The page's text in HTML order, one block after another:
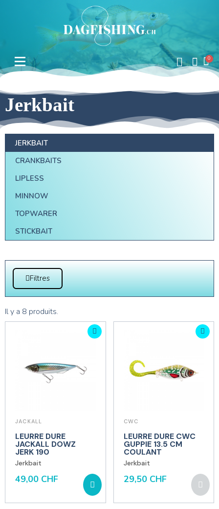
Jerkbait
JERKBAIT
CRANKBAITS
LIPLESS
MINNOW
TOPWARER
STICKBAIT
Filtres
Il y a 8 produits.
JACKALL
LEURRE DURE
JACKALL DOWZ
JERK 190
Jerkbait
49,00 CHF
CWC
LEURRE DURE CWC
GUPPIE 13.5 CM
COULANT
Jerkbait
29,50 CHF